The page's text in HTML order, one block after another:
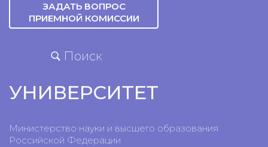
ЗАДАТЬ ВОПРОС
ПРИЕМНОЙ КОМИССИИ
Поиск
УНИВЕРСИТЕТ
Министерство науки и высшего образования
Российской Федерации